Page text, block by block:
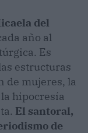
del
año al
Es
estructuras
de mujeres, la
hipocresía
El santoral,
de